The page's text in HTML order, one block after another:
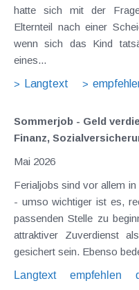
hatte sich mit der Frage
Elternteil nach einer
wenn sich das Kind
eines...
Langtext
Sommerjob - Geld
Finanz,
Mai 2026
Ferialjobs sind vor allem
- umso wichtiger ist es,
passenden Stelle zu
attraktiver Zuverdienst
gesichert sein. Ebenso
Langtext
empfehlen